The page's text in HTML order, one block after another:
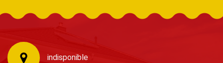
indisponible